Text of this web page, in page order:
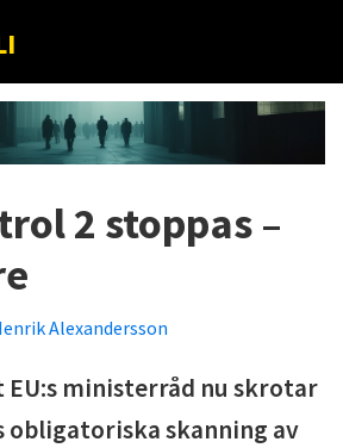
2 stoppas –
Alexandersson
ministerråd nu skrotar
obligatoriska skanning av